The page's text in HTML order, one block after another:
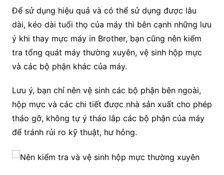
Để sử dụng hiệu quả và có thể sử dụng được lâu
dài, kéo dài tuổi thọ của máy thì bên cạnh những lưu
ý khi thay mực máy in Brother, bạn cũng nên kiểm
tra tổng quát máy thường xuyên, vệ sinh hộp mực
và các bộ phận khác của máy.
Lưu ý, bạn chỉ nên vệ sinh các bộ phận bên ngoài,
hộp mực và các chi tiết được nhà sản xuất cho phép
tháo gỡ, không tự ý tháo lắp các bộ phận của máy
để tránh rủi ro kỹ thuật, hư hỏng.